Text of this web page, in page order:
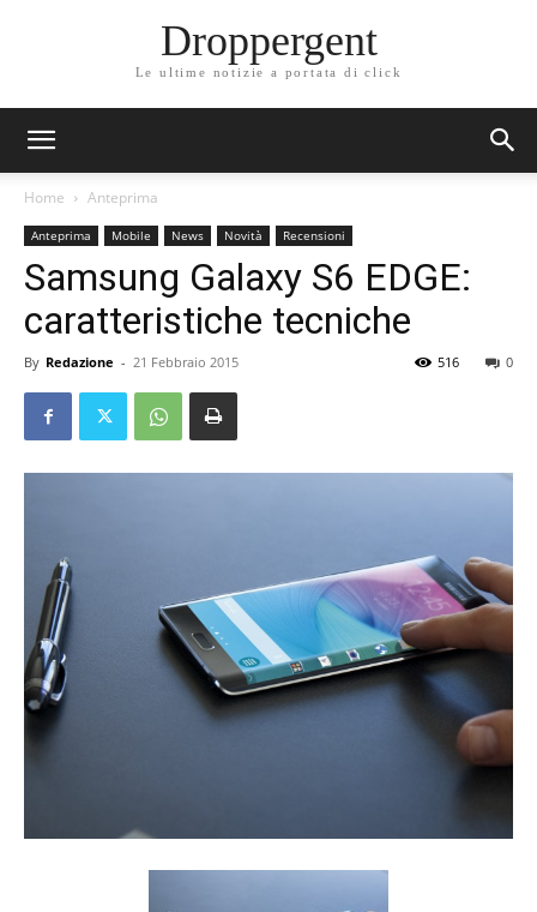
Droppergent
Le ultime notizie a portata di click
Home Anteprima
Anteprima Mobile News Novità Recensioni
Samsung Galaxy S6 EDGE:
caratteristiche tecniche
By Redazione - 21 Febbraio 2015 0
516